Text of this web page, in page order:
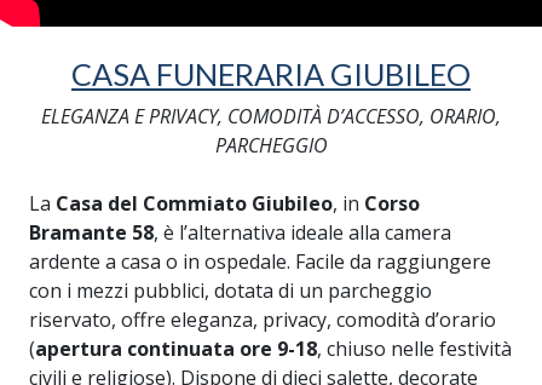
CASA FUNERARIA GIUBILEO
ELEGANZA E PRIVACY, COMODITÀ D’ACCESSO, ORARIO,
PARCHEGGIO
La Casa del Commiato Giubileo, in Corso
Bramante 58, è l’alternativa ideale alla camera
ardente a casa o in ospedale. Facile da raggiungere
con i mezzi pubblici, dotata di un parcheggio
riservato, offre eleganza, privacy, comodità d’orario
(apertura continuata ore 9-18, chiuso nelle festività
civili e religiose). Dispone di dieci salette, decorate